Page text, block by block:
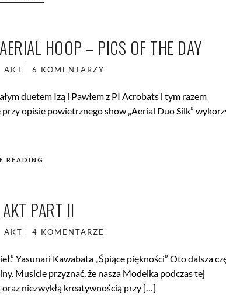
HOOP – PICS OF THE DAY
AKT 6 KOMENTARZY
duetem Izą i Pawłem z PI Acrobats i tym razem
opisie powietrznego show „Aerial Duo Silk”
READING
PART II
AKT 4 KOMENTARZE
Yasunari Kawabata „Śpiące piękności” Oto dalsza
Musicie przyznać, że nasza Modelka podczas tej
niezwykłą kreatywnością przy […]